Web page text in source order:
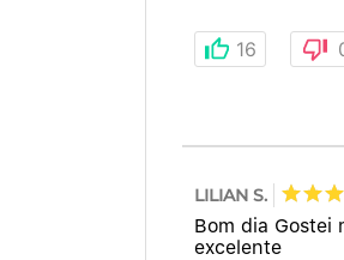
16
LILIAN S.
Bom dia Gostei
excelente